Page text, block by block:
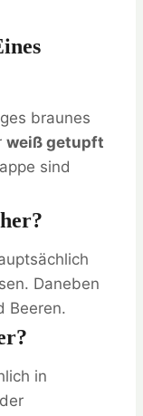
braunes
weiß getupft
sind
Daneben
Beeren.
in